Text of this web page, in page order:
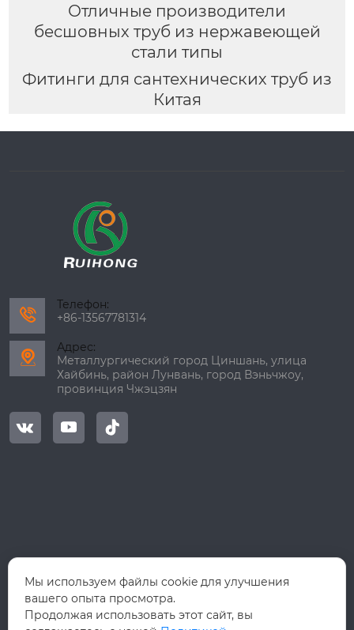
Отличные производители
бесшовных труб из нержавеющей
стали типы
Фитинги для сантехнических труб из
Китая

Телефон:
+86-13567781314

Адрес:
Металлургический город Циншань, улица
Хайбинь, район Лунвань, город Вэньчжоу,
провинция Чжэцзян
  
Мы используем файлы cookie для улучшения
вашего опыта просмотра.
Продолжая использовать этот сайт, вы